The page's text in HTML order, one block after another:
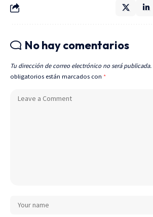
No hay comentarios
Tu dirección de correo electrónico no será publicada.
obligatorios están marcados con *